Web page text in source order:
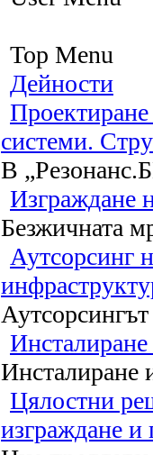
Top Menu
Дейности
системи.
В
Изграждане
Безжичната
Аутсорсинг
Инсталиране
Цялостни
изграждане и